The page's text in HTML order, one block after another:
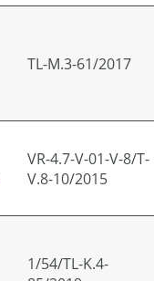
TL-M.3-61/2017
VR-4.7-V-01-V-8/T-
V.8-10/2015
1/54/TL-K.4-